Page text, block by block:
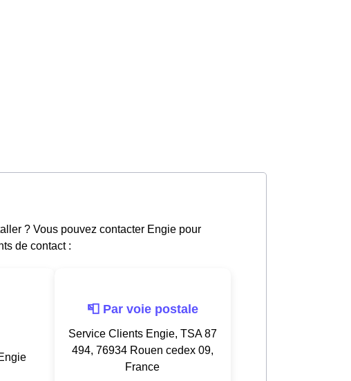
? Vous pouvez contacter Engie pour
de contact :
📮 Par voie postale
Service Clients Engie, TSA 87
494, 76934 Rouen cedex 09,
France